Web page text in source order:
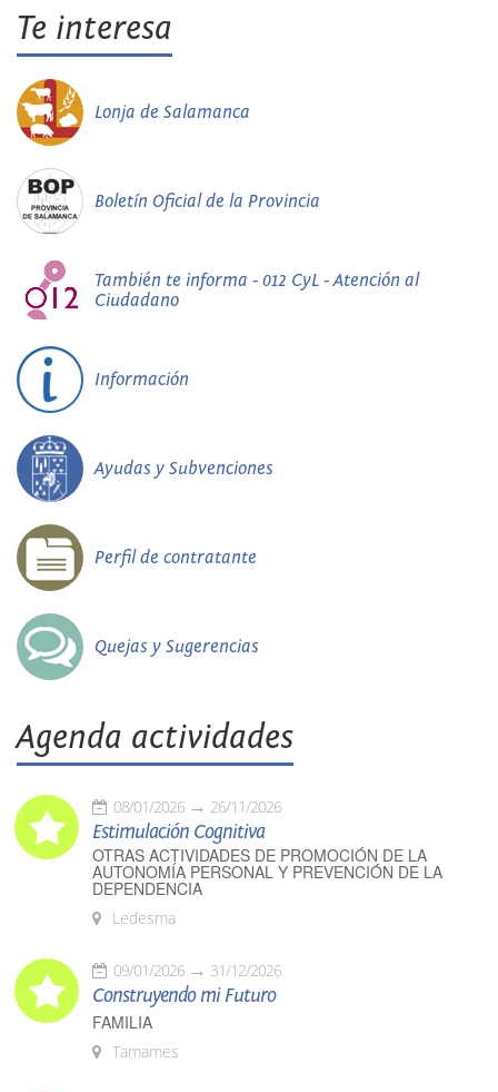
Te interesa
Lonja de Salamanca
Boletín Oficial de la Provincia
También te informa - 012 CyL - Atención al
Ciudadano
Información
Ayudas y Subvenciones
Perfil de contratante
Quejas y Sugerencias
Agenda actividades
08/01/2026 26/11/2026
Estimulación Cognitiva
OTRAS ACTIVIDADES DE PROMOCIÓN DE LA
AUTONOMÍA PERSONAL Y PREVENCIÓN DE LA
DEPENDENCIA
Ledesma
09/01/2026 31/12/2026
Construyendo mi Futuro
FAMILIA
Tamames